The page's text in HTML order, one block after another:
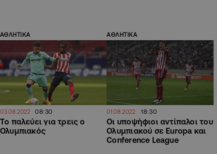
ΑΘΛΗΤΙΚΑ
03.08.2022 08:30
Το παλεύει για τρεις ο
Ολυμπιακός
ΑΘΛΗΤΙΚΑ
01.08.2022 18:30
Οι υποψήφιοι αντίπαλοι του
Ολυμπιακού σε Europa και
Conference League